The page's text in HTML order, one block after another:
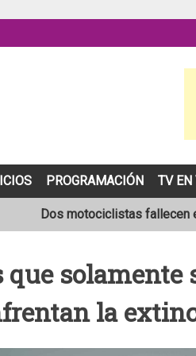
PROGRAMACIÓN TV EN
Dos motociclistas fallecen
NOAA mantiene pronóstico
que
la